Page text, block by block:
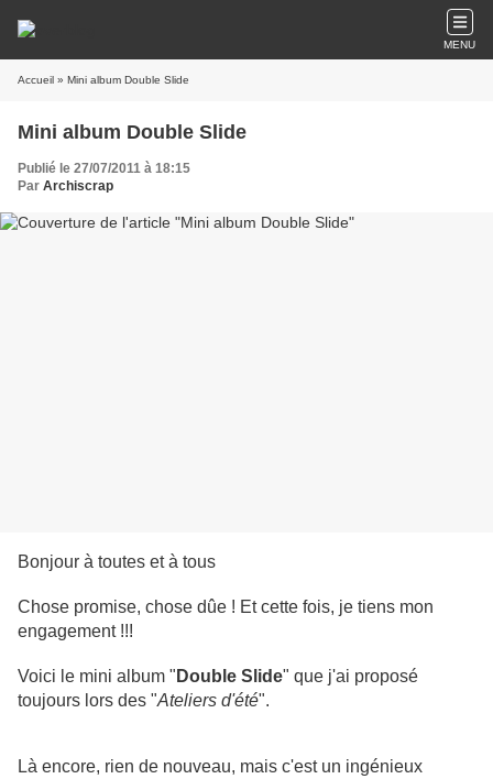
MENU
Accueil » Mini album Double Slide
Mini album Double Slide
Publié le 27/07/2011 à 18:15
Par Archiscrap
Bonjour à toutes et à tous
Chose promise, chose dûe ! Et cette fois, je tiens mon
engagement !!!
Voici le mini album " Double Slide" que j'ai proposé
toujours lors des "Ateliers d'été".
Là encore, rien de nouveau, mais c'est un ingénieux